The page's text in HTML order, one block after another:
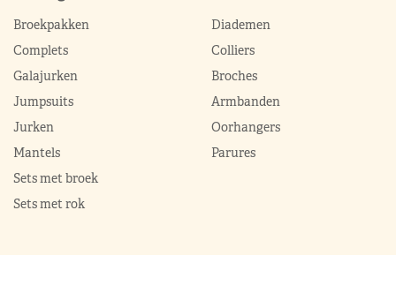
Broekpakken
Complets
Galajurken
Jumpsuits
Jurken
Mantels
Sets met broek
Sets met rok
Diademen
Colliers
Broches
Armbanden
Oorhangers
Parures